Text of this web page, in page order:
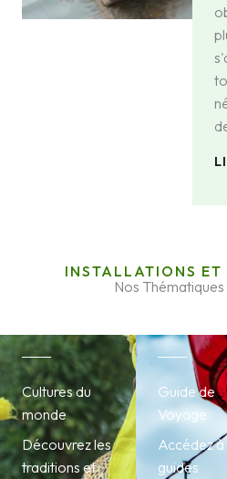
INSTALLATIONS ET
Nos
Cultures du
monde
Découvrez les
traditions et
Guide de
Voyage
Accédez à
guides